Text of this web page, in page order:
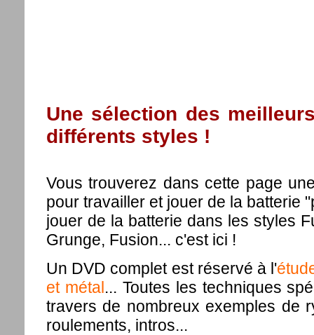
Une sélection des
différents styles !
Vous trouverez dans cette page
pour travailler et jouer de la batterie
jouer de la batterie dans les styles
Grunge, Fusion... c'est ici !
Un DVD complet est réservé à l'
et métal... Toutes les techniques
travers de nombreux exemples de
roulements, intros...